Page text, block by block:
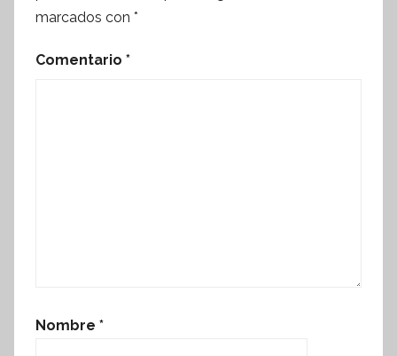
marcados con *
Comentario *
Nombre *